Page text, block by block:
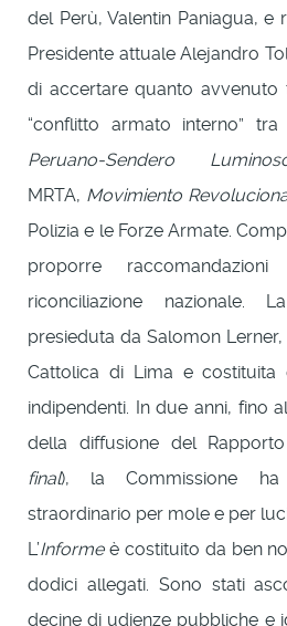
del Perù, Valentin Paniagua, e
Presidente attuale Alejandro
di accertare quanto avvenuto
“conflitto armato interno”
Peruano-Sendero
MRTA, Movimiento
Polizia e le Forze Armate.
proporre
riconciliazione nazionale.
presieduta da Salomon Lerner,
Cattolica di Lima e costituita
indipendenti. In due anni, fino
della diffusione del
final), la Commissione
straordinario per mole e per
L’Informeè costituito da ben
dodici allegati. Sono stati
decine di udienze pubbliche e